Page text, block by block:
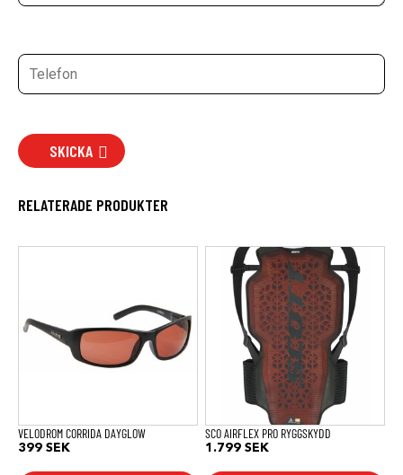
SKICKA
RELATERADE PRODUKTER
VELODROM CORRIDA DAYGLOW
399 SEK
SCO AIRFLEX PRO RYGGSKYDD
1.799 SEK
produkten
varianter.
alternativen
produktsidan